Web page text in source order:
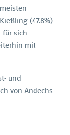
(47.8%)
für sich
mit
und
von Andechs